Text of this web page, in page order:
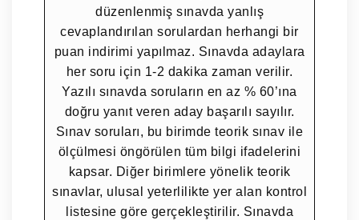
düzenlenmiş sınavda yanlış
cevaplandırılan sorulardan herhangi bir
puan indirimi yapılmaz. Sınavda adaylara
her soru için 1-2 dakika zaman verilir.
Yazılı sınavda soruların en az % 60’ına
doğru yanıt veren aday başarılı sayılır.
Sınav soruları, bu birimde teorik sınav ile
ölçülmesi öngörülen tüm bilgi ifadelerini
kapsar. Diğer birimlere yönelik teorik
sınavlar, ulusal yeterlilikte yer alan kontrol
listesine göre gerçekleştirilir. Sınavda